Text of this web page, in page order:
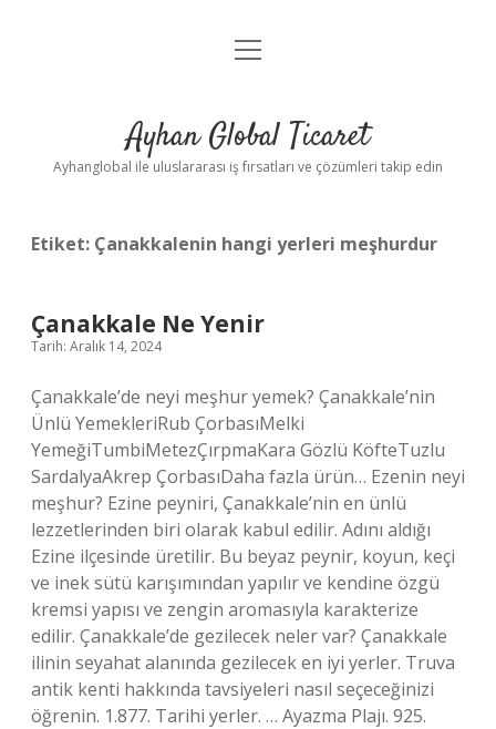
Anasayfa
Yasal Uyarı
menüyü
Ayhan Global Ticaret
Ayhanglobal ile uluslararası iş fırsatları ve çözümleri takip edin
Etiket: Çanakkalenin hangi yerleri meşhurdur
Çanakkale Ne Yenir
Tarih: Aralık 14, 2024
Çanakkale’de neyi meşhur yemek? Çanakkale’nin
Ünlü YemekleriRub ÇorbasıMelki
YemeğiTumbiMetezÇırpmaKara Gözlü KöfteTuzlu
SardalyaAkrep ÇorbasıDaha fazla ürün… Ezenin neyi
meşhur? Ezine peyniri, Çanakkale’nin en ünlü
lezzetlerinden biri olarak kabul edilir. Adını aldığı
Ezine ilçesinde üretilir. Bu beyaz peynir, koyun, keçi
ve inek sütü karışımından yapılır ve kendine özgü
kremsi yapısı ve zengin aromasıyla karakterize
edilir. Çanakkale’de gezilecek neler var? Çanakkale
ilinin seyahat alanında gezilecek en iyi yerler. Truva
antik kenti hakkında tavsiyeleri nasıl seçeceğinizi
öğrenin. 1.877. Tarihi yerler. … Ayazma Plajı. 925.